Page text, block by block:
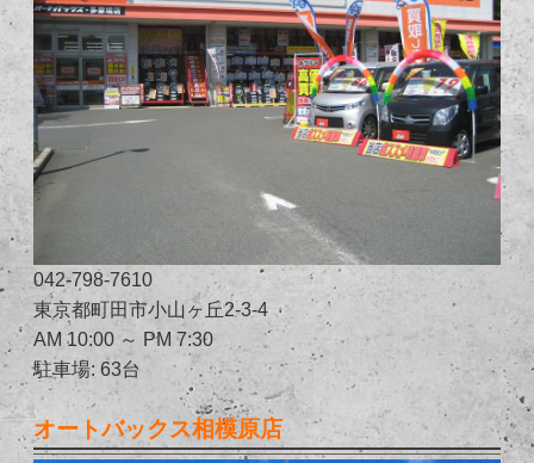
042-798-7610
東京都町田市小山ヶ丘2-3-4
AM 10:00 ～ PM 7:30
駐車場: 63台
オートバックス相模原店